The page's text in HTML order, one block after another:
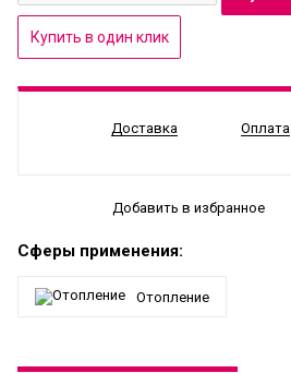
Доставка Оплата
Добавить в избранное
Сферы применения:
Отопление